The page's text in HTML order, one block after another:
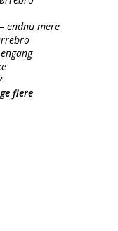
endnu mere
flere